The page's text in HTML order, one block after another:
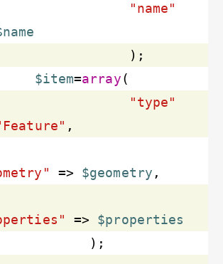
"name"
$item=array
"type"
=> $geometry
=> $properties